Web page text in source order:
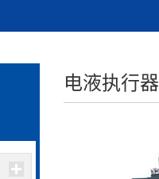
电液执行器